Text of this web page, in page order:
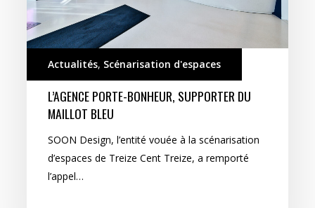
Actualités, Scénarisation d'espaces
L’AGENCE PORTE-BONHEUR, SUPPORTER DU
MAILLOT BLEU
SOON Design, l’entité vouée à la scénarisation
d’espaces de Treize Cent Treize, a remporté
l’appel…